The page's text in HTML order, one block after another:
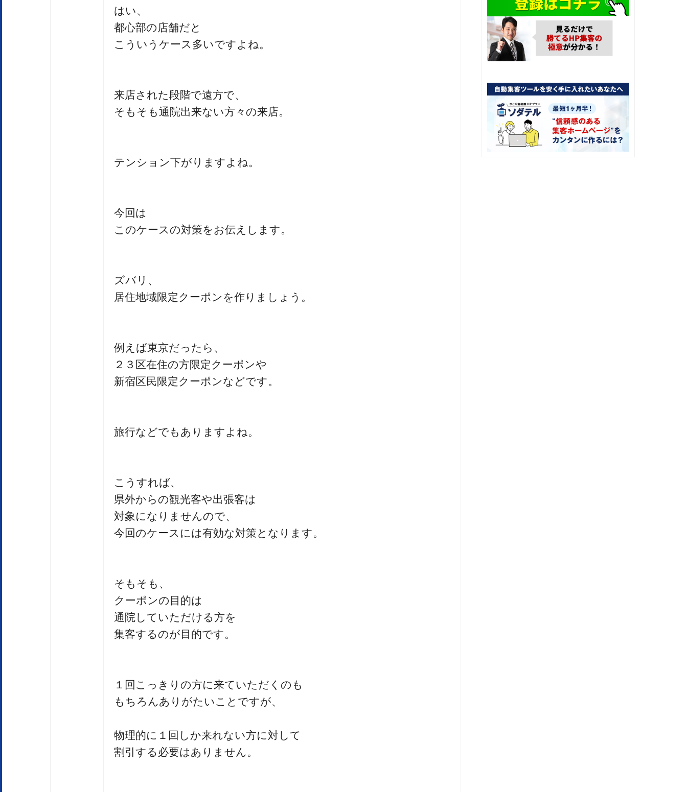
はい、
都心部の店舗だと
こういうケース多いですよね。
来店された段階で遠方で、
そもそも通院出来ない方々の来店。
テンション下がりますよね。
今回は
このケースの対策をお伝えします。
ズバリ、
居住地域限定クーポンを作りましょう。
例えば東京だったら、
２３区在住の方限定クーポンや
新宿区民限定クーポンなどです。
旅行などでもありますよね。
こうすれば、
県外からの観光客や出張客は
対象になりませんので、
今回のケースには有効な対策となります。
そもそも、
クーポンの目的は
通院していただける方を
集客するのが目的です。
１回こっきりの方に来ていただくのも
もちろんありがたいことですが、
物理的に１回しか来れない方に対して
割引する必要はありません。